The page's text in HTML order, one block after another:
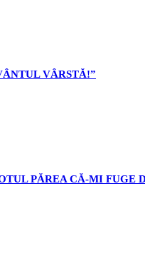
VÂRSTĂ!”
PĂREA CĂ-MI FUGE